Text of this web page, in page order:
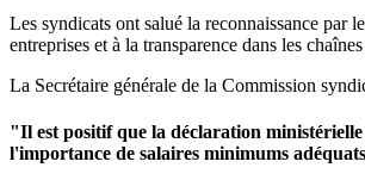
Les syndicats ont salué la reconnaissance par
entreprises et à la transparence dans les
La Secrétaire générale de la Commission
"Il est positif que la déclaration ministérielle
l'importance de salaires minimums